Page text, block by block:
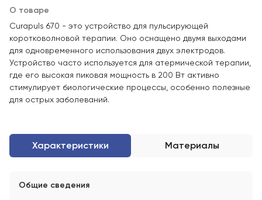
О товаре
Curapuls 670 - это устройство для пульсирующей
коротковолновой терапии. Оно оснащено двумя выходами
для одновременного использования двух электродов.
Устройство часто используется для атермической терапии,
где его высокая пиковая мощность в 200 Вт активно
стимулирует биологические процессы, особенно полезные
для острых заболеваний.
Характеристики Материалы
Общие сведения